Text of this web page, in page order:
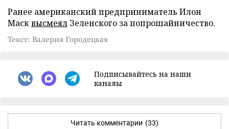
Ранее американский предприниматель Илон
Масквысмеял Зеленского за попрошайничество.
Текст: Валерия Городецкая
Подписывайтесь на наши
каналы
Читать комментарии (33)